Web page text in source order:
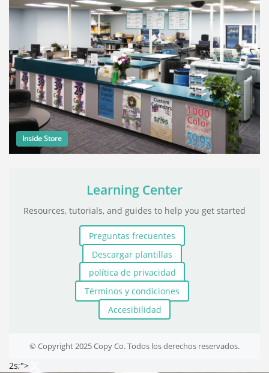
Inside Store
Learning Center
Resources, tutorials, and guides to help you get started
Preguntas frecuentes
Descargar plantillas
política de privacidad
Términos y condiciones
Accesibilidad
© Copyright 2025 Copy Co. Todos los derechos reservados.
2s;">